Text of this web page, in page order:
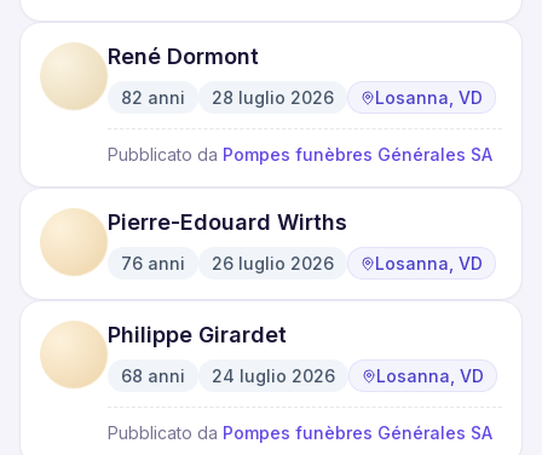
René Dormont
82 anni 28 luglio 2026 Losanna, VD
Pubblicato da Pompes funèbres Générales SA
Pierre-Edouard Wirths
76 anni 26 luglio 2026 Losanna, VD
Philippe Girardet
68 anni 24 luglio 2026 Losanna, VD
Pubblicato da Pompes funèbres Générales SA